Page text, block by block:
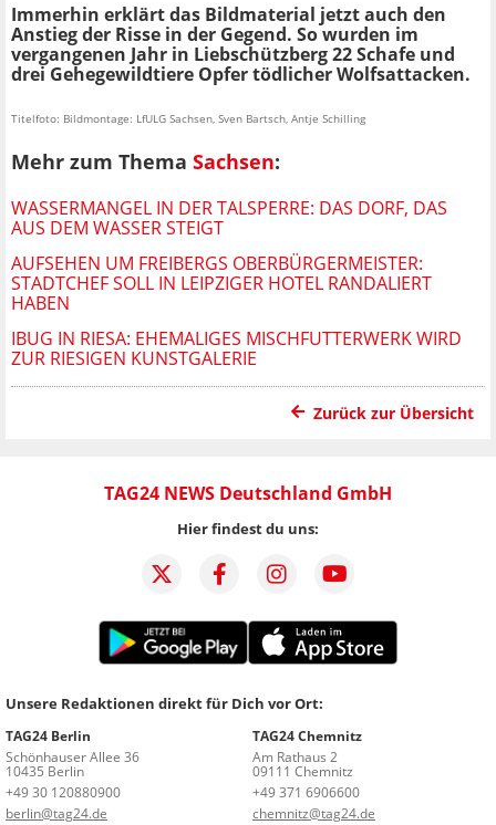
Immerhin erklärt das Bildmaterial jetzt auch den
Anstieg der Risse in der Gegend. So wurden im
vergangenen Jahr in Liebschützberg 22 Schafe und
drei Gehegewildtiere Opfer tödlicher Wolfsattacken.
Titelfoto: Bildmontage: LfULG Sachsen, Sven Bartsch, Antje Schilling
Mehr zum Thema Sachsen:
WASSERMANGEL IN DER TALSPERRE: DAS DORF, DAS
AUS DEM WASSER STEIGT
AUFSEHEN UM FREIBERGS OBERBÜRGERMEISTER:
STADTCHEF SOLL IN LEIPZIGER HOTEL RANDALIERT
HABEN
IBUG IN RIESA: EHEMALIGES MISCHFUTTERWERK WIRD
ZUR RIESIGEN KUNSTGALERIE
Zurück zur Übersicht
TAG24 NEWS Deutschland GmbH
Hier findest du uns:
Unsere Redaktionen direkt für Dich vor Ort:
TAG24 Berlin
Schönhauser Allee 36
10435 Berlin
+49 30 120880900
berlin@tag24.de
TAG24 Chemnitz
Am Rathaus 2
09111 Chemnitz
+49 371 6906600
chemnitz@tag24.de